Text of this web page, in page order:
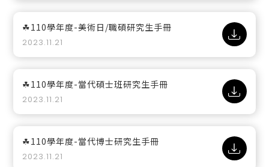
☘110學年度-美術日/職碩研究生手冊
2023.11.21
☘110學年度-當代碩士班研究生手冊
2023.11.21
☘110學年度-當代博士研究生手冊
2023.11.21